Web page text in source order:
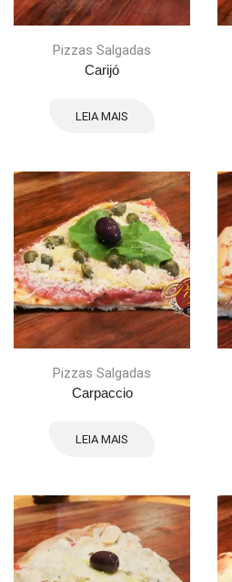
Pizzas Salgadas
Carijó
LEIA MAIS
Pizzas Salgadas
Carpaccio
LEIA MAIS